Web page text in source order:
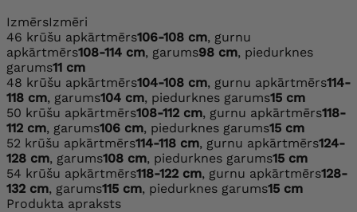
IzmērsIzmēri
46 krūšu apkārtmērs106-108 cm, gurnu
apkārtmērs108-114 cm, garums98 cm, piedurknes
garums11 cm
48 krūšu apkārtmērs104-108 cm, gurnu apkārtmērs114-
118 cm, garums104 cm, piedurknes garums15 cm
50 krūšu apkārtmērs108-112 cm, gurnu apkārtmērs118-
112 cm, garums106 cm, piedurknes garums15 cm
52 krūšu apkārtmērs114-118 cm, gurnu apkārtmērs124-
128 cm, garums108 cm, piedurknes garums15 cm
54 krūšu apkārtmērs118-122 cm, gurnu apkārtmērs128-
132 cm, garums115 cm, piedurknes garums15 cm
Produkta apraksts